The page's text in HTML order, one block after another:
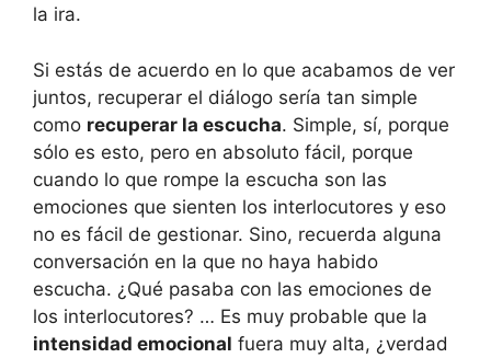
la ira.
Si estás de acuerdo en lo que acabamos de ver
juntos, recuperar el diálogo sería tan simple
como recuperar la escucha. Simple, sí, porque
sólo es esto, pero en absoluto fácil, porque
cuando lo que rompe la escucha son las
emociones que sienten los interlocutores y eso
no es fácil de gestionar. Sino, recuerda alguna
conversación en la que no haya habido
escucha. ¿Qué pasaba con las emociones de
los interlocutores? … Es muy probable que la
intensidad emocional fuera muy alta, ¿verdad